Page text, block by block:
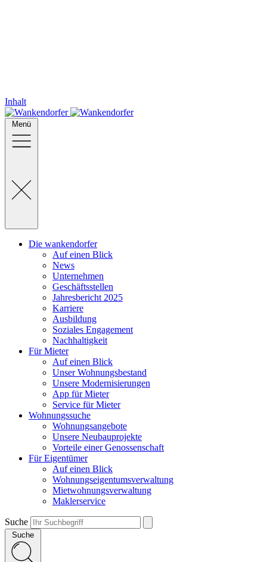
Inhalt
Menü
Die wankendorfer
Auf einen Blick
News
Unternehmen
Geschäftsstellen
Jahresbericht 2025
Karriere
Ausbildung
Soziales Engagement
Nachhaltigkeit
Für Mieter
Auf einen Blick
Unser Wohnungsbestand
Unsere Modernisierungen
App für Mieter
Service für Mieter
Wohnungssuche
Wohnungsangebote
Unsere Neubauprojekte
Vorteile einer Genossenschaft
Für Eigentümer
Auf einen Blick
Wohnungseigentumsverwaltung
Mietwohnungsverwaltung
Maklerservice
Suche
Suche